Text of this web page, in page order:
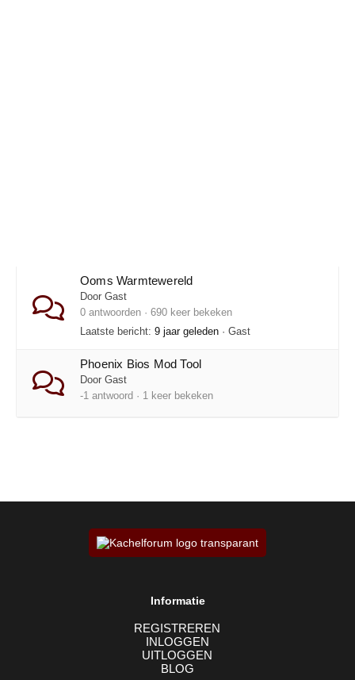
Ooms Warmtewereld
Door Gast
0 antwoorden · 690 keer bekeken
Laatste bericht: 9 jaar geleden · Gast
Phoenix Bios Mod Tool
Door Gast
-1 antwoord · 1 keer bekeken
Informatie
REGISTREREN
INLOGGEN
UITLOGGEN
BLOG